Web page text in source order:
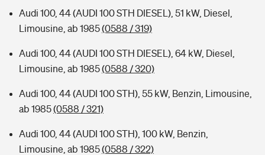
Sie haben Fragen?
Zur Übersicht
Kinderunfall-Check: Mehr Sicherheit für deine Kids
Typklassen: So ist Ihr Auto eingestuft
Audi 100, 44 (AUDI 100 STH DIESEL), 51 kW, Diesel,
Limousine, ab 1985(0588 / 319)
Audi 100, 44 (AUDI 100 STH DIESEL), 64 kW, Diesel,
Limousine, ab 1985(0588 / 320)
Audi 100, 44 (AUDI 100 STH), 55 kW, Benzin, Limousine,
ab 1985(0588 / 321)
Audi 100, 44 (AUDI 100 STH), 100 kW, Benzin,
Limousine, ab 1985(0588 / 322)